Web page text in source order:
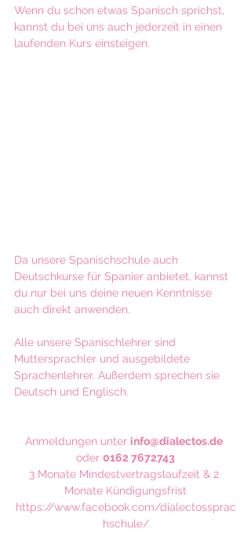
Wenn du schon etwas Spanisch sprichst,
kannst du bei uns auch jederzeit in einen
laufenden Kurs einsteigen.
Da unsere Spanischschule auch
Deutschkurse für Spanier anbietet, kannst
du nur bei uns deine neuen Kenntnisse
auch direkt anwenden.​
Alle unsere Spanischlehrer sind
Muttersprachler und ausgebildete
Sprachenlehrer. Außerdem sprechen sie
Deutsch und Englisch.
Anmeldungen unter info@dialectos.de
oder 0162 7672743
3 Monate Mindestvertragslaufzeit & 2
Monate Kündigungsfrist
https://www.facebook.com/dialectossprac
hschule/